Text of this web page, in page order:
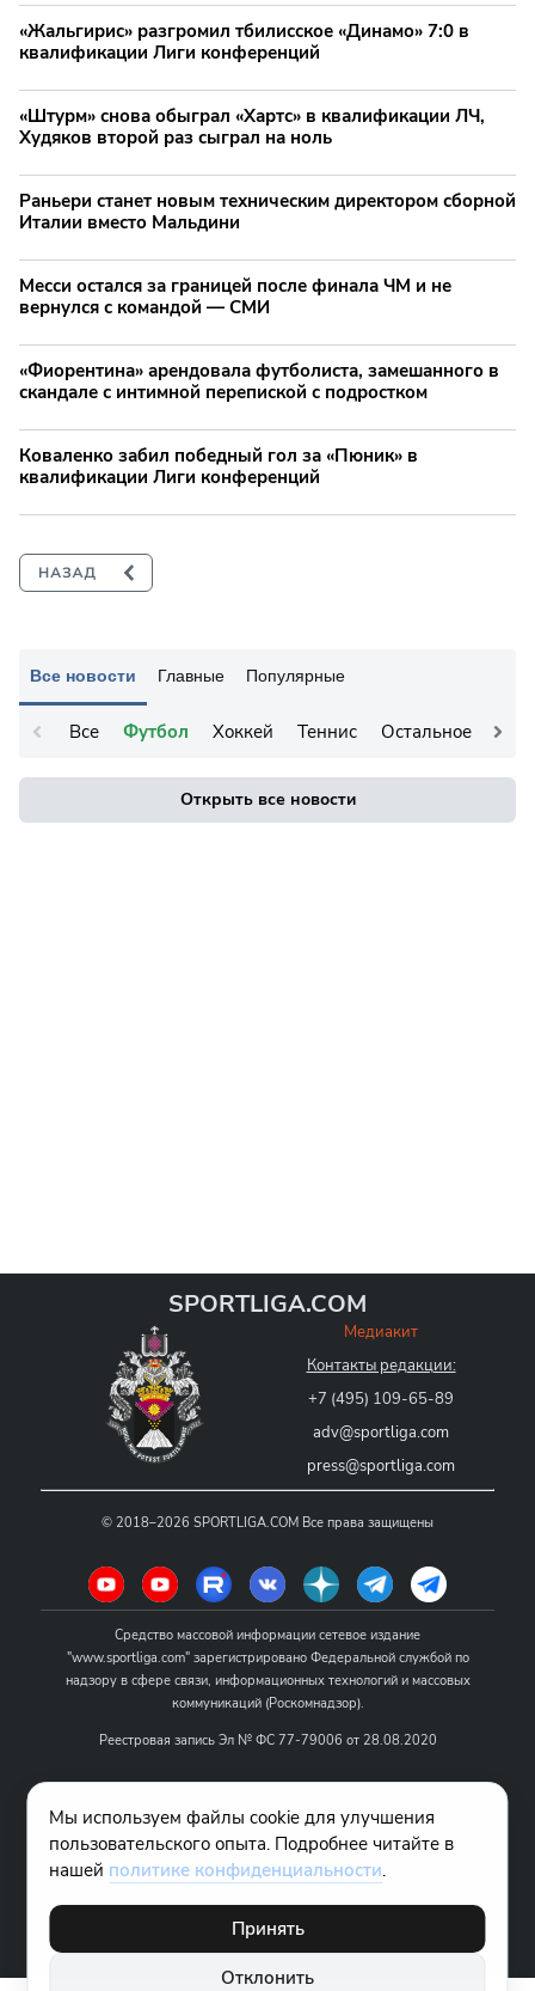
Все новости Главные Популярные
Все Футбол Хоккей Теннис Остальное
Открыть все новости
«Жальгирис» разгромил тбилисское «Динамо» 7:0 в
квалификации Лиги конференций
«Штурм» снова обыграл «Хартс» в квалификации ЛЧ,
Худяков второй раз сыграл на ноль
Раньери станет новым техническим директором сборной
Италии вместо Мальдини
Месси остался за границей после финала ЧМ и не
вернулся с командой — СМИ
«Фиорентина» арендовала футболиста, замешанного в
скандале с интимной перепиской с подростком
Коваленко забил победный гол за «Пюник» в
квалификации Лиги конференций
SPORTLIGA.COM
Медиакит
Контакты редакции:
+7 (495) 109-65-89
adv@sportliga.com
press@sportliga.com
© 2018–2026 SPORTLIGA.COM Все права защищены
Средство массовой информации сетевое издание
"www.sportliga.com" зарегистрировано Федеральной службой по
надзору в сфере связи, информационных технологий и массовых
коммуникаций (Роскомнадзор).
Реестровая запись Эл № ФС 77-79006 от 28.08.2020
Учредитель СМИ сетевого издания "www.sportliga.com": ИП Чамин
О.Н.
Главный редактор СМИ сетевого издания "www.sportliga.com":
Хаимов Д.И.
18+
Мы используем файлы cookie для улучшения
пользовательского опыта. Подробнее читайте в
нашей политике конфиденциальности.
Принять
Отклонить